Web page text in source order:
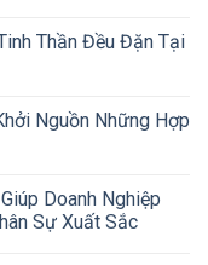
Thần Đều Đặn Tại
Nguồn Những Hợp
Doanh Nghiệp
Sự Xuất Sắc